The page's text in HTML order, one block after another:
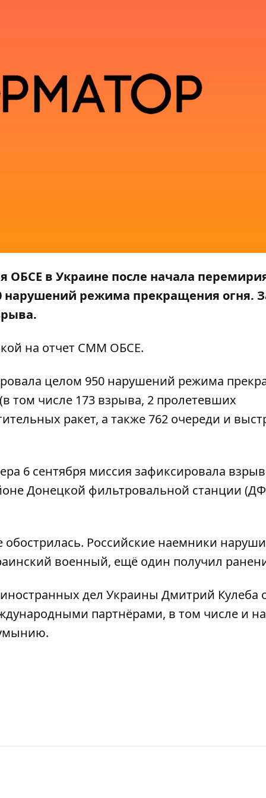
ОБСЕ в Украине после начала
нарушений режима прекращения огня.
на отчет СММ ОБСЕ.
целом 950 нарушений режима
том числе 173 взрыва, 2 пролетевших
ракет, а также 762 очереди и
6 сентября миссия зафиксировала взрыв
Донецкой фильтровальной станции
Российские наемники
военный, ещё один получил
дел Украины Дмитрий Кулеба
партнёрами, в том числе и на